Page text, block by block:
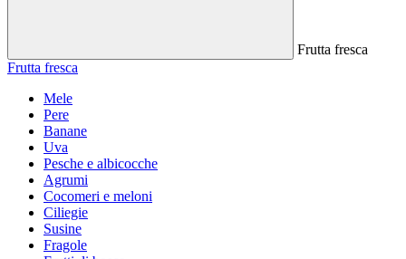
Frutta fresca
Frutta fresca
Mele
Pere
Banane
Uva
Pesche e albicocche
Agrumi
Cocomeri e meloni
Ciliegie
Susine
Fragole